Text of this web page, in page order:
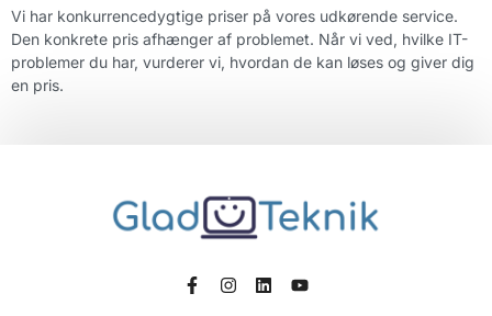
Vi har konkurrencedygtige priser på vores udkørende service.
Den konkrete pris afhænger af problemet. Når vi ved, hvilke IT-
problemer du har, vurderer vi, hvordan de kan løses og giver dig
en pris.